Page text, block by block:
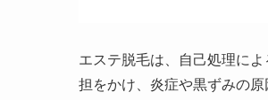
エステ脱毛は、自己処理に
担をかけ、炎症や黒ずみの